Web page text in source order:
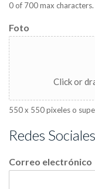
0 of 700 max characters.
Foto
Click or
550 x 550 pixeles o
Redes
Correo electrónico